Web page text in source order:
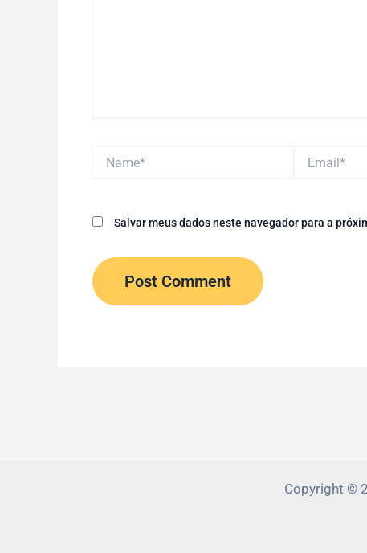
Salvar meus dados neste navegador para a
Copyright ©